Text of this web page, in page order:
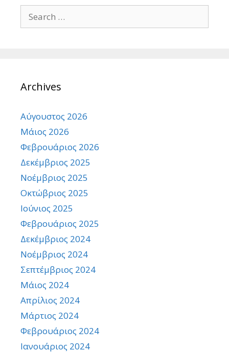
Search
for:
Archives
Αύγουστος 2026
Μάιος 2026
Φεβρουάριος 2026
Δεκέμβριος 2025
Νοέμβριος 2025
Οκτώβριος 2025
Ιούνιος 2025
Φεβρουάριος 2025
Δεκέμβριος 2024
Νοέμβριος 2024
Σεπτέμβριος 2024
Μάιος 2024
Απρίλιος 2024
Μάρτιος 2024
Φεβρουάριος 2024
Ιανουάριος 2024